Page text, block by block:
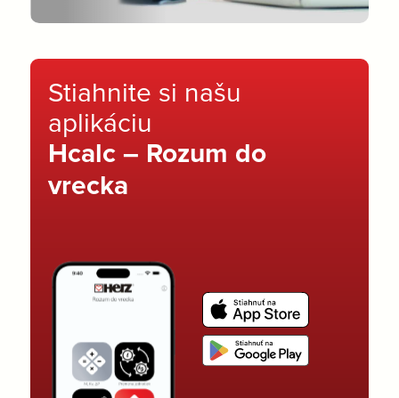
Stiahnite si našu
aplikáciu
Hcalc – Rozum do
vrecka